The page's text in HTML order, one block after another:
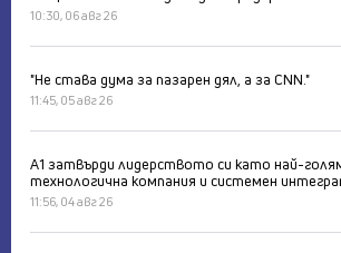
10:30, 06 авг 26
"Не става дума за пазарен дял, а за CNN."
11:45, 05 авг 26
А1 затвърди лидерството си като най-
технологична компания и системен
11:56, 04 авг 26